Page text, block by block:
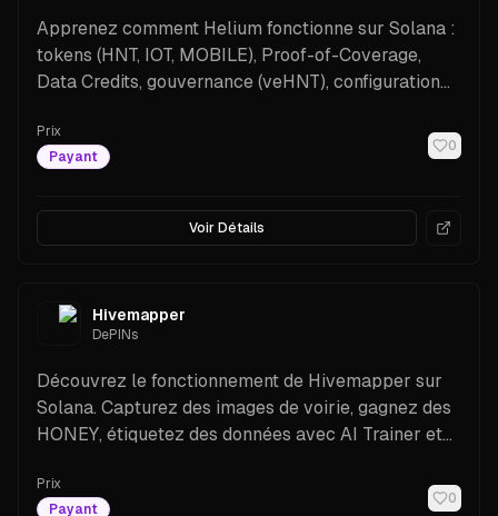
Apprenez comment Helium fonctionne sur Solana :
tokens (HNT, IOT, MOBILE), Proof-of-Coverage,
Data Credits, gouvernance (veHNT), configuration
Prix
Payant
0
Voir Détails
Hivemapper
DePINs
Découvrez le fonctionnement de Hivemapper sur
Solana. Capturez des images de voirie, gagnez des
HONEY, étiquetez des données avec AI Trainer et
Prix
Payant
0